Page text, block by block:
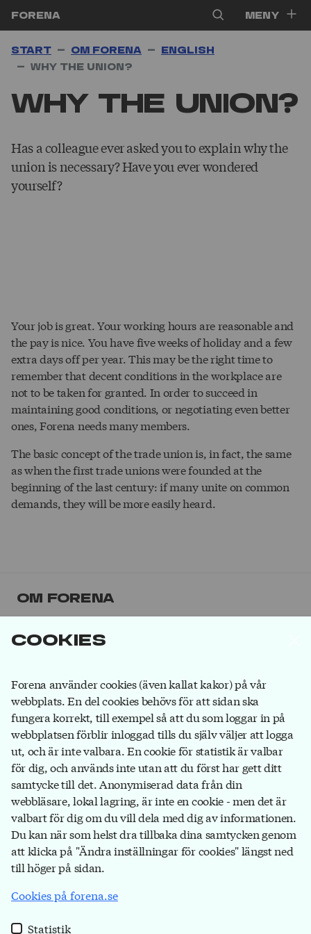
Cookies
Forena använder cookies (även kallat kakor) på vår
webbplats. En del cookies behövs för att sidan ska
fungera korrekt, till exempel så att du som loggar in på
webbplatsen förblir inloggad tills du själv väljer att logga
ut, och är inte valbara. En cookie för statistik är valbar
för dig, och används inte utan att du först har gett ditt
samtycke till det. Anonymiserad data från din
webbläsare, lokal lagring, är inte en cookie - men det är
valbart för dig om du vill dela med dig av informationen.
Du kan när som helst dra tillbaka dina samtycken genom
att klicka på "Ändra inställningar för cookies" längst ned
till höger på sidan.
Cookies på forena.se
Statistik
Forena Meny
Start Om Forena
English
Why the union?
Why the union?
Has a colleague ever asked you to explain why the
union is necessary? Have you ever wondered
yourself?
Your job is great. Your working hours are reasonable and
the pay is nice. You have five weeks of holiday and a few
extra days off per year. This may be the right time to
remember that decent conditions in the workplace are
not to be taken for granted. In order to succeed in
maintaining good conditions, or negotiating even better
ones, Forena needs many members.
The basic concept of the trade union is, in fact, the same
as when the first trade unions were founded at the
beginning of the last century: if many unite on common
demands, they will be more easily heard.
Om Forena
Forena är det största facket inom
försäkringsbranschen. Våra medlemmar jobbar på
försäkringsbolag och hos försäkringsförmedlare.Bli
medlemdu också!
Forena
Box 1116
111 81 Stockholm
08-791 17 00
info@forena.se
Kontakt